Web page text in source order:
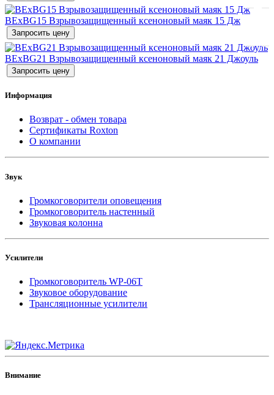
BExBG15 Взрывозащищенный ксеноновый маяк 15 Дж
Запросить цену
BExBG21 Взрывозащищенный ксеноновый маяк 21 Джоуль
Запросить цену
Информация
Возврат - обмен товара
Сертификаты Roxton
О компании
Звук
Громкоговорители оповещения
Громкоговоритель настенный
Звуковая колонна
Усилители
Громкоговоритель WP-06T
Звуковое оборудование
Трансляционные усилители
Внимание